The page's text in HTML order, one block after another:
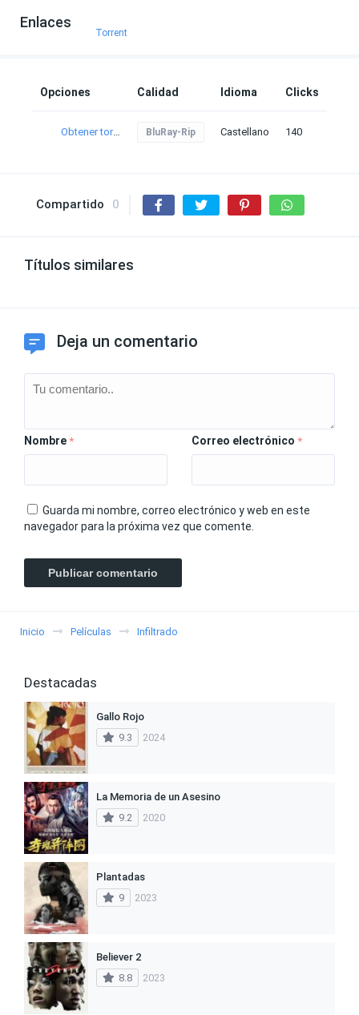
Enlaces
Torrent
Opciones Calidad Idioma Clicks
Obtener torrent BluRay-Rip Castellano 140
Compartido 0
Títulos similares
Deja un comentario
Nombre * Correo electrónico *
Guarda mi nombre, correo electrónico y web en este
navegador para la próxima vez que comente.
Inicio Películas Infiltrado
Destacadas
Gallo Rojo
9.3
2024
La Memoria de un Asesino
9.2
2020
Plantadas
9
2023
Believer 2
8.8
2023